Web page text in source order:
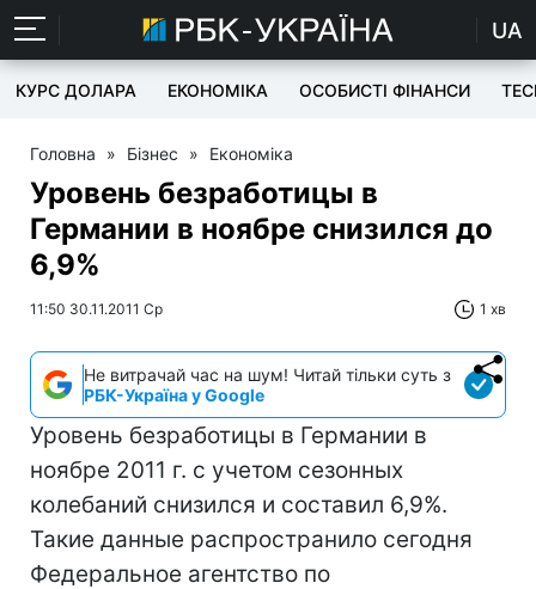
UA
КУРС ДОЛАРА ЕКОНОМІКА ОСОБИСТІ ФІНАНСИ
Головна » Бізнес » Економіка
Уровень безработицы в
Германии в ноябре снизился до
6,9%
11:50 30.11.2011 Ср 1 хв
Не витрачай час на шум! Читай тільки суть з
РБК-Україна у Google
Уровень безработицы в Германии в
ноябре 2011 г. с учетом сезонных
колебаний снизился и составил 6,9%.
Такие данные распространило сегодня
Федеральное агентство по